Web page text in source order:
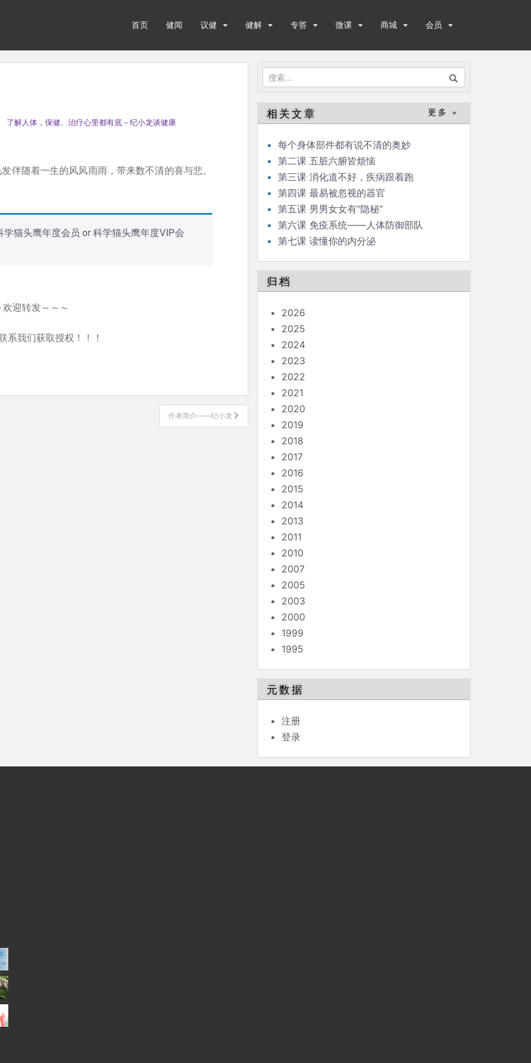
首页 健闻 议健 健解 专答 微课 商城 会员
搜
索：
解人体，保健、治疗心里都有底－纪小龙谈健康
伴随着一生的风风雨雨，带来数不清的喜与悲。
学猫头鹰年度会员 or科学猫头鹰年度VIP会
迎转发～～～
系我们获取授权！！！
作者简介——纪小龙
相关文章 更多 »
每个身体部件都有说不清的奥妙
第二课 五脏六腑皆烦恼
第三课 消化道不好，疾病跟着跑
第四课 最易被忽视的器官
第五课 男男女女有“隐秘”
第六课 免疫系统——人体防御部队
第七课 读懂你的内分泌
归档
2026
2025
2024
2023
2022
2021
2020
2019
2018
2017
2016
2015
2014
2013
2011
2010
2007
2005
2003
2000
1999
1995
元数据
注册
登录